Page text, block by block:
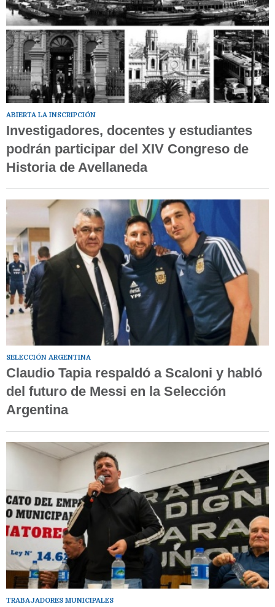
ABIERTA LA INSCRIPCIÓN
Investigadores, docentes y estudiantes
podrán participar del XIV Congreso de
Historia de Avellaneda
SELECCIÓN ARGENTINA
Claudio Tapia respaldó a Scaloni y habló
del futuro de Messi en la Selección
Argentina
TRABAJADORES MUNICIPALES